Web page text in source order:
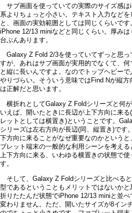
サブ画面を使っていての実際のサイズ感は
系よりちょっと小さい。テキスト入力などを
と、画面の実効範囲としては同じくらいです
iPhone 12/13 miniなどと同じくらい。厚みは
台ぶんあります。
Galaxy Z Fold 2/3を使っていてずっと思っ
すが、あれはサブ画面が実用的でなくて、何
と縦に長いんですよ。なのでトップヘビーで
やりづらい。そういう意味ではFind Nが縦方
は正解だと思います。
横折れとしてGalaxy Z Foldシリーズと何
いえば、開いたときに長辺が上下方向に来る
レットとしては横置き)ということです。
シリーズは左右方向が長辺(同、縦置き)です
下方向に来ることがなぜ重要なのかというと
ブレット端末の一般的な利用シーンを考える
上下方向に来る、いわゆる横置きの状態で使
す。
そして、Galaxy Z Foldシリーズと比べる
型であるということもメリットではないかと
折りたたんだ状態でiPhone 12/13 miniと並べ
変わりません。ただ、開いたサイズが8イン